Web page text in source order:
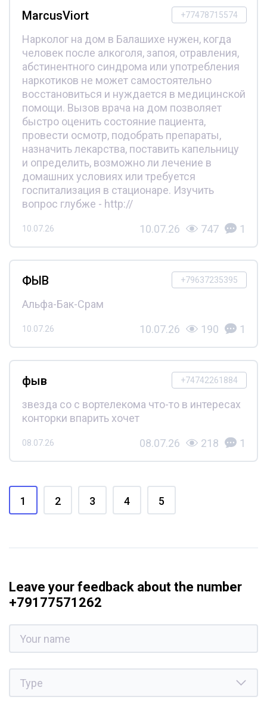
+77478715574
MarcusViort
Нарколог на дом в Балашихе нужен, когда
человек после алкоголя, запоя, отравления,
абстинентного синдрома или употребления
наркотиков не может самостоятельно
восстановиться и нуждается в медицинской
помощи. Вызов врача на дом позволяет
быстро оценить состояние пациента,
провести осмотр, подобрать препараты,
назначить лекарства, поставить капельницу
и определить, возможно ли лечение в
домашних условиях или требуется
госпитализация в стационаре. Изучить
вопрос глубже - http://
10.07.26 10.07.26 747 1
+79637235395
ФЫВ
Альфа-Бак-Срам
10.07.26 10.07.26 190 1
+74742261884
фыв
звезда со с вортелекома что-то в интересах
конторки впарить хочет
08.07.26 08.07.26 218 1
1 2 3 4 5
Leave your feedback about the number
+79177571262